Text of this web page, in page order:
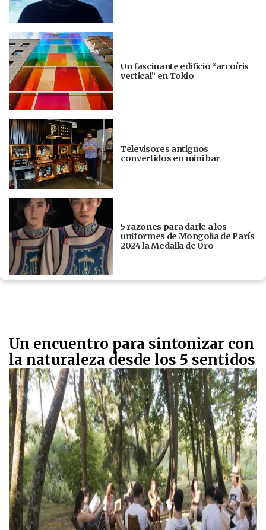
Un fascinante edificio “arcoíris
vertical” en Tokio
Televisores antiguos
convertidos en mini bar
5 razones para darle a los
uniformes de Mongolia de París
2024 la Medalla de Oro
Un encuentro para sintonizar con
la naturaleza desde los 5 sentidos